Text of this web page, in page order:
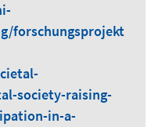
forschungsprojekt
society-raising-
in-a-